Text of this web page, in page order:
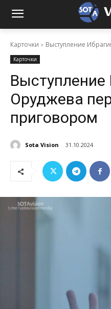
Карточки Выступление
Карточки
Оруджева
приговором
Sota Vision 31.10.2024